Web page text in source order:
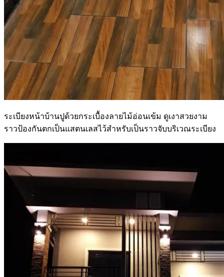
ระเบียงหน้าบ้านปูด้วยกระเบื้องลายไม้อ่อนเข้ม ดูเงาสวยงาม
ราวป้องกันตกเป็นแสตนเลสไว้สำหรับเป็นราวจับบริเวณระเบียง